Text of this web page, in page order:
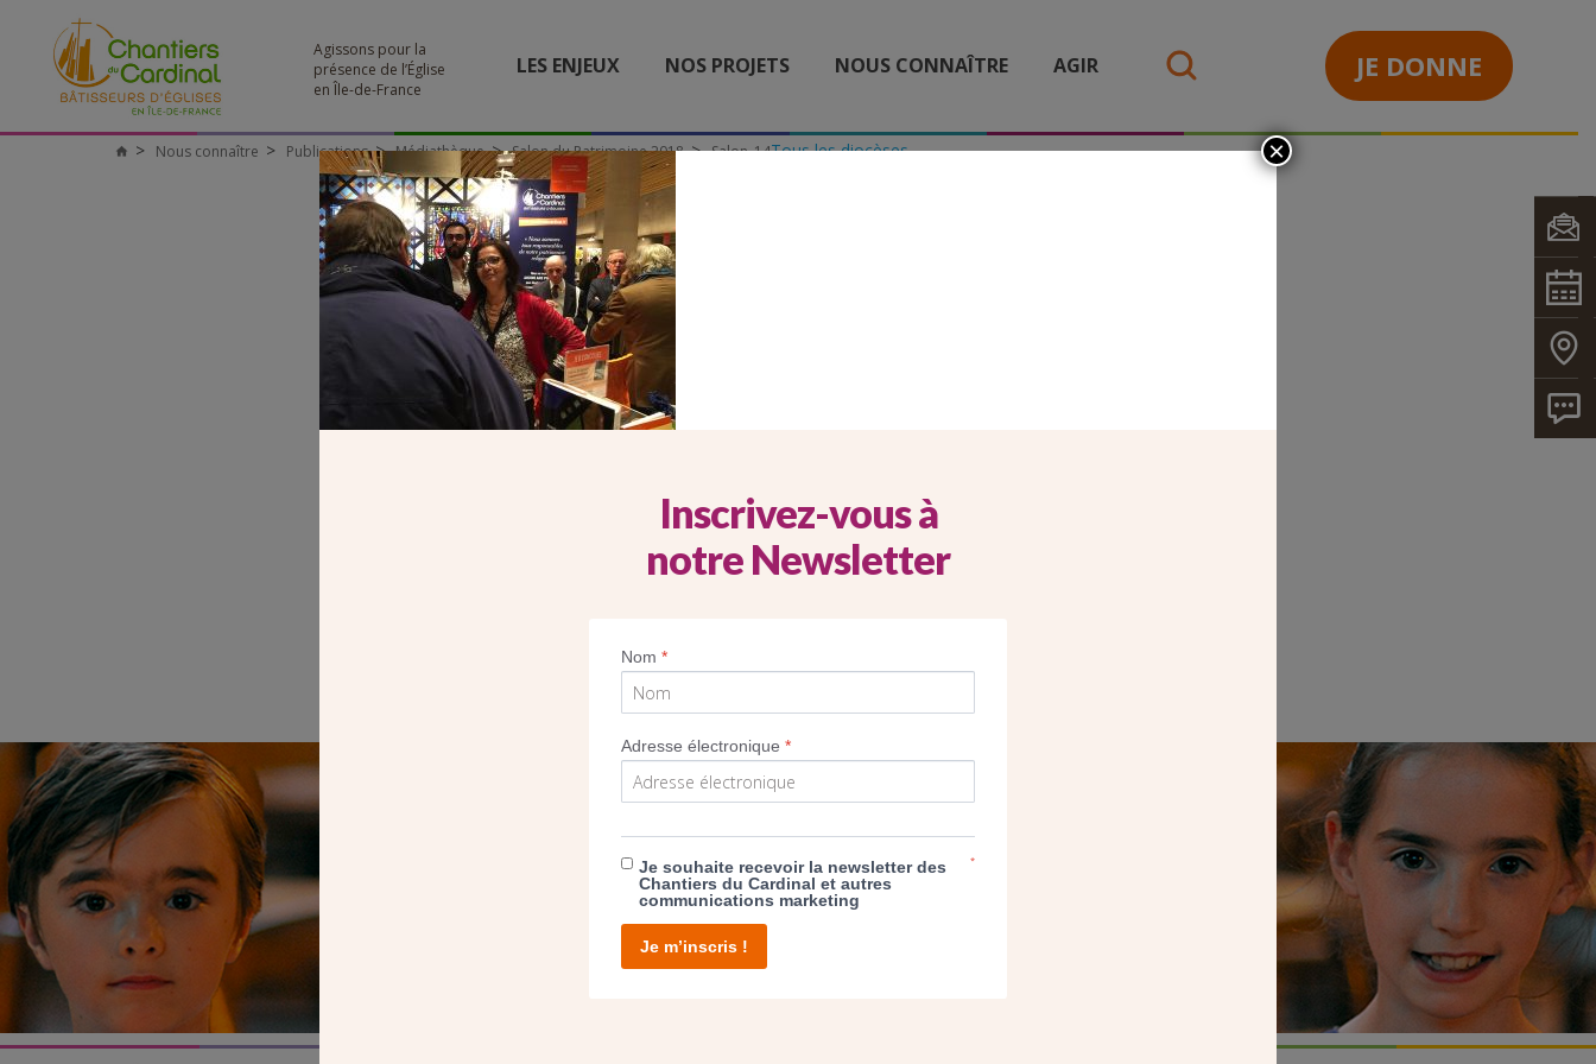
Agissons pour la
présence de l’Église
en Île-de-France
LES ENJEUX NOS PROJETS NOUS CONNAÎTRE AGIR JE DONNE
Chantiers
Nous connaître Publications Médiathèque Tous les diocèses
Salon du Patrimoine 2018 Salon_14
SEUL VOTRE DON
NOUS PERMET D’AGIR
Inscrivez-vous à
notre Newsletter
Nom*
Adresse électronique*
Je souhaite recevoir la newsletter des
Chantiers du Cardinal et autres
communications marketing
*
Je m’inscris !
×